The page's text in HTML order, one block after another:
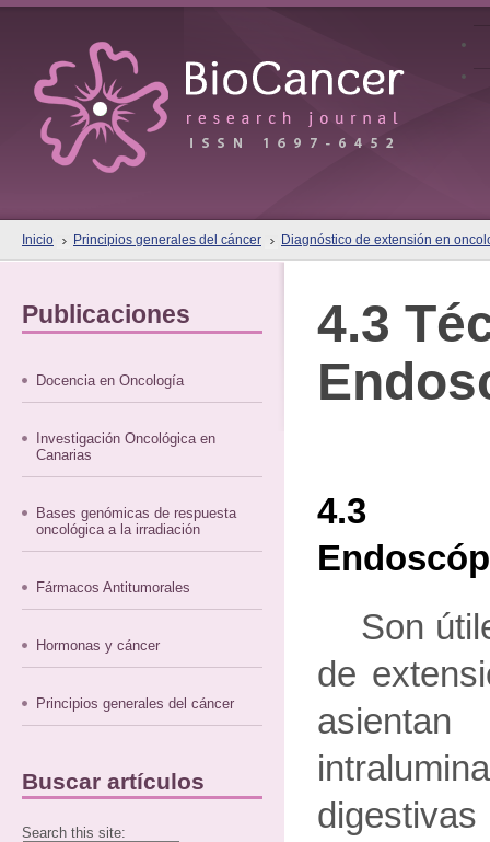
Inicio Principios generales del cáncer Diagnóstico de extensión en
Publicaciones
Docencia en Oncología
Investigación Oncológica en
Canarias
Bases genómicas de respuesta
oncológica a la irradiación
Fármacos Antitumorales
Hormonas y cáncer
Principios generales del cáncer
Buscar artículos
Search this site:
4.3
4.3
Son
de